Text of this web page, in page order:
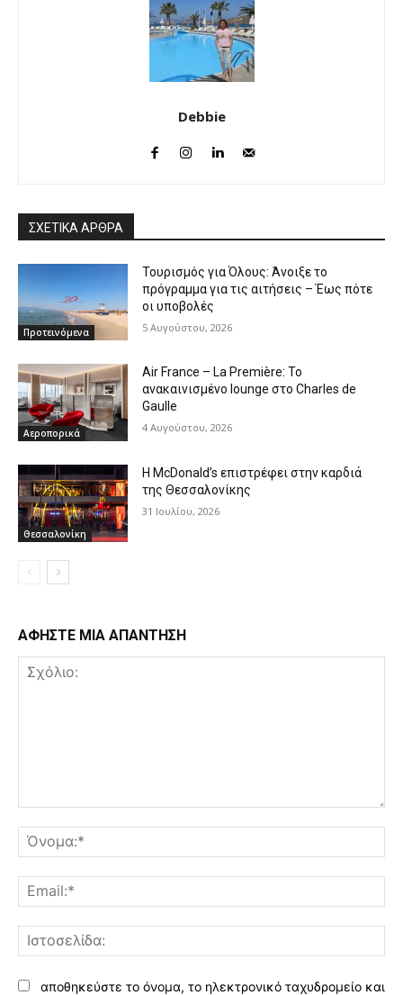
Debbie
ΣΧΕΤΙΚΑ ΑΡΘΡΑ
Προτεινόμενα
Τουρισμός για Όλους: Άνοιξε το
πρόγραμμα για τις αιτήσεις – Έως πότε
οι υποβολές
5 Αυγούστου, 2026
Αεροπορικά
Air France – La Première: Το
ανακαινισμένο lounge στο Charles de
Gaulle
4 Αυγούστου, 2026
Θεσσαλονίκη
Η McDonald’s επιστρέφει στην καρδιά
της Θεσσαλονίκης
31 Ιουλίου, 2026
ΑΦΗΣΤΕ ΜΙΑ ΑΠΑΝΤΗΣΗ
αποθηκεύστε το όνομα, το ηλεκτρονικό ταχυδρομείο και